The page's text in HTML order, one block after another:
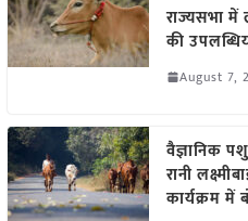
राज्यसभा में
की
August 7,
वैज्ञानिक
रानी
कार्यक्रम में